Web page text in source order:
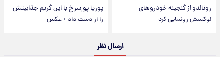
رونالدو از گنجینه خودروهای
لوکسش رونمایی کرد
پوریا پورسرخ با این گریم جذابیتش
را از دست داد + عکس
ارسال نظر